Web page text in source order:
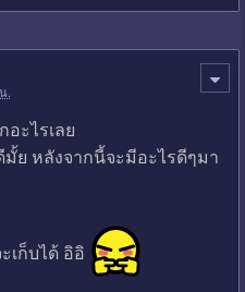
.
ะไรเลย
ย หลังจากนี้จะมีอะไรดีๆมา
เก็บได้ อิอิ